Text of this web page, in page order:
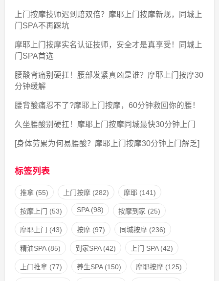
上门按摩技师迟到赔双倍？摩耶上门按摩新规，同城上
门SPA不再踩坑
摩耶上门按摩实名认证技师，安全才是真享受！同城上
门SPA首选
腰酸背痛别硬扛！腰部发紧真凶是谁？摩耶上门按摩30
分钟缓解
腰背酸痛忍不了?摩耶上门按摩，60分钟救回你的腰！
久坐腰酸别硬扛！摩耶上门按摩同城最快30分钟上门
[身体劳累为何易腰酸？摩耶上门按摩30分钟上门解乏]
标签列表
推拿(55) 上门按摩(282) 摩耶(141)
按摩上门 (53) SPA(98) 按摩到家 (25)
摩耶上门 (43) 按摩(97) 同城按摩(236)
精油SPA(85) 到家SPA(42) 上门 SPA(42)
上门推拿(77) 养生SPA(150) 摩耶按摩(125)